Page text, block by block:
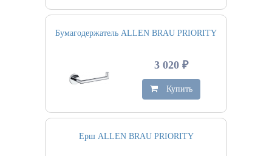
Бумагодержатель ALLEN BRAU PRIORITY
3 020 ₽
Купить
Ерш ALLEN BRAU PRIORITY